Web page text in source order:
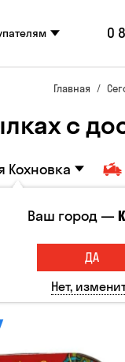
0
Главная
с
Кохновка
Соджу
Ваш город —
ДА
Нет,